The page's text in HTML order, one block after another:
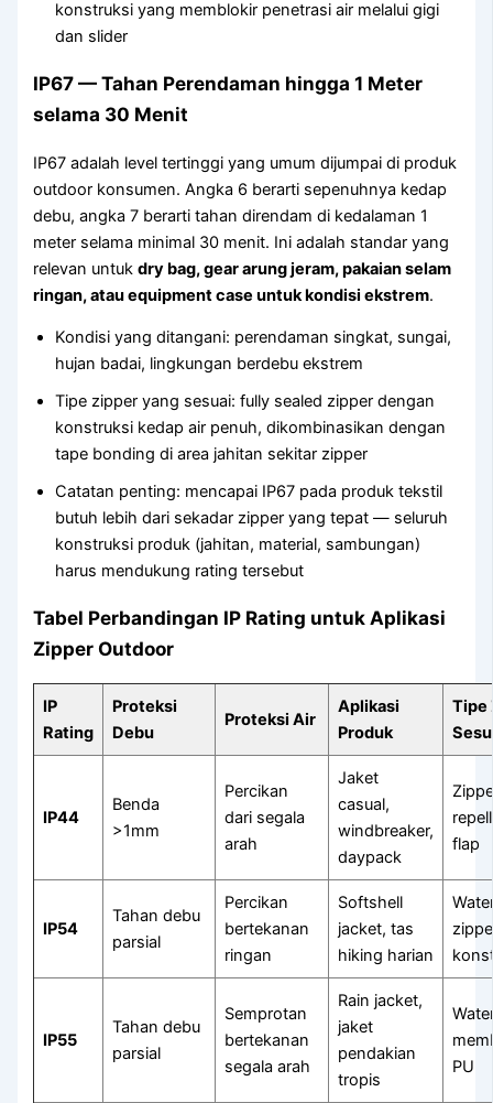
konstruksi yang memblokir penetrasi air melalui gigi
dan slider
IP67 — Tahan Perendaman hingga 1 Meter
selama 30 Menit
IP67 adalah level tertinggi yang umum dijumpai di produk
outdoor konsumen. Angka 6 berarti sepenuhnya kedap
debu, angka 7 berarti tahan direndam di kedalaman 1
meter selama minimal 30 menit. Ini adalah standar yang
relevan untukdry bag, gear arung jeram, pakaian selam
ringan, atau equipment case untuk kondisi ekstrem.
Kondisi yang ditangani: perendaman singkat, sungai,
hujan badai, lingkungan berdebu ekstrem
Tipe zipper yang sesuai: fully sealed zipper dengan
konstruksi kedap air penuh, dikombinasikan dengan
tape bonding di area jahitan sekitar zipper
Catatan penting: mencapai IP67 pada produk tekstil
butuh lebih dari sekadar zipper yang tepat — seluruh
konstruksi produk (jahitan, material, sambungan)
harus mendukung rating tersebut
Tabel Perbandingan IP Rating untuk Aplikasi
Zipper Outdoor
IP
Rating
Proteksi
Debu
Proteksi Air
Aplikasi
Produk
Tipe
IP44
Benda
>1mm
Percikan
dari segala
arah
Jaket
casual,
windbreaker,
daypack
flap
IP54
Tahan debu
parsial
Percikan
bertekanan
ringan
Softshell
jacket, tas
hiking harian
IP55
Tahan debu
parsial
Semprotan
bertekanan
segala arah
Rain jacket,
jaket
pendakian
tropis
PU